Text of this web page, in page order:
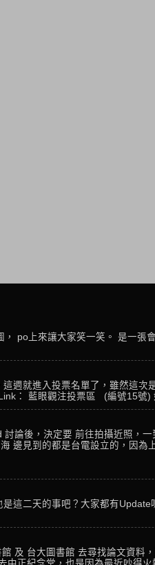
po上來讓大家笑一笑。 是一張
週就進入投票名單了，雖然這次
： 藍眼觀注投票區 (編號15號)
論後，決定要 前往拍攝近照，
邊見到的都是台電設立的，因為
這二天的事吧？大家都有
及 台大圖書館 去尋找論文資料